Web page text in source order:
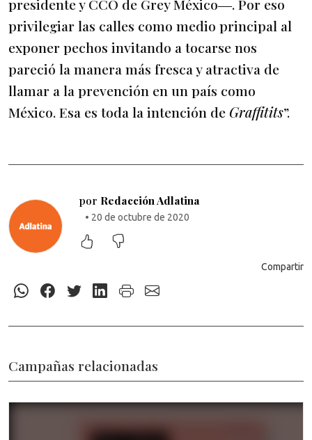
presidente y CCO de Grey México―. Por eso
privilegiar las calles como medio principal al
exponer pechos invitando a tocarse nos
pareció la manera más fresca y atractiva de
llamar a la prevención en un país como
México. Esa es toda la intención de Graffitits”.
por Redacción Adlatina
• 20 de octubre de 2020
Compartir
Campañas relacionadas